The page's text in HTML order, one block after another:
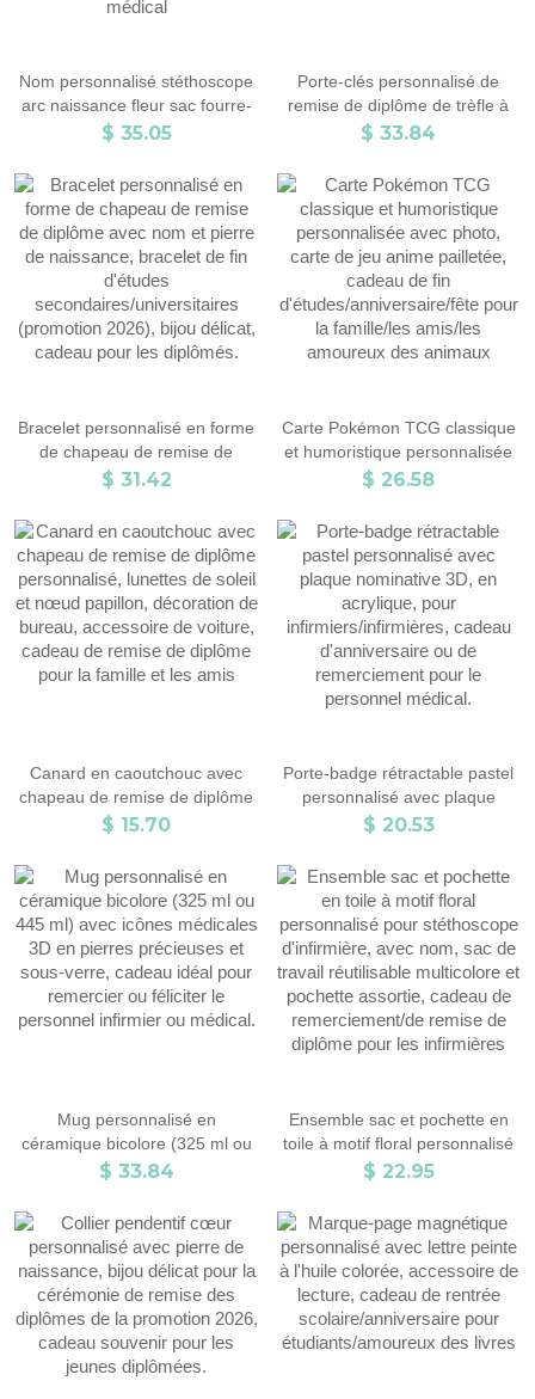
Nom personnalisé stéthoscope
arc naissance fleur sac fourre-
tout, sac en tissu Oxford avec
remise des
diplômes/appréciation pour
médecin/infirmière/personnel
médical
$ 35.05
Porte-clés personnalisé de
remise de diplôme de trèfle à
quatre feuilles de fleur rose,
avec carte, cadeau de remise
des diplômes pour
fille/soeur/diplômée
$ 33.84
Bracelet personnalisé en forme
de chapeau de remise de
diplôme avec nom et pierre de
d'études
secondaires/universitaires
(promotion 2026), bijou délicat,
cadeau pour les diplômés.
$ 31.42
Carte Pokémon TCG classique
et humoristique personnalisée
avec photo, carte de jeu anime
d'études/anniversaire/fête pour
la famille/les amis/les amoureux
des animaux
$ 26.58
Canard en caoutchouc avec
chapeau de remise de diplôme
personnalisé, lunettes de soleil
bureau, accessoire de voiture,
cadeau de remise de diplôme
pour la famille et les amis
$ 15.70
Porte-badge rétractable pastel
personnalisé avec plaque
nominative 3D, en acrylique,
cadeau d'anniversaire ou de
remerciement pour le personnel
médical.
$ 20.53
Mug personnalisé en
céramique bicolore (325 ml ou
445 ml) avec icônes médicales
sous-verre, cadeau idéal pour
remercier ou féliciter le
personnel infirmier ou médical.
$ 33.84
Ensemble sac et pochette en
toile à motif floral personnalisé
pour stéthoscope d'infirmière,
réutilisable multicolore et
pochette assortie, cadeau de
remerciement/de remise de
diplôme pour les infirmières
$ 22.95